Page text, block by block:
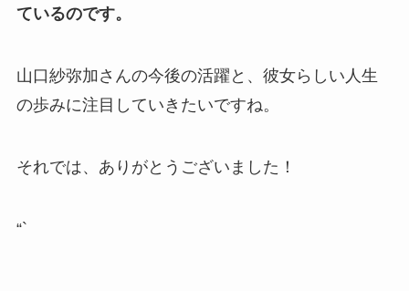
ているのです。
山口紗弥加さんの今後の活躍と、彼女らしい人生
の歩みに注目していきたいですね。
それでは、ありがとうございました！
“`